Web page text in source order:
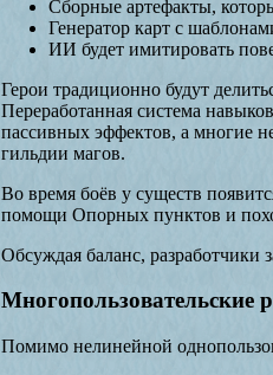
Сборные артефакты,
Генератор карт с
ИИ будет имитировать
Герои традиционно будут
Переработанная система
пассивных эффектов, а многие
гильдии магов.
Во время боёв у существ
помощи Опорных пунктов и
Обсуждая баланс, разработчики
Многопользовательские
Помимо нелинейной